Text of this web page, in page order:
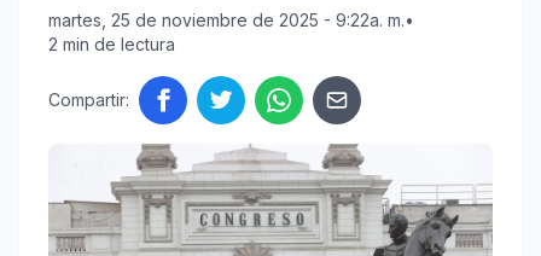
martes, 25 de noviembre de 2025 - 9:22a. m.•
2 min de lectura
Compartir: